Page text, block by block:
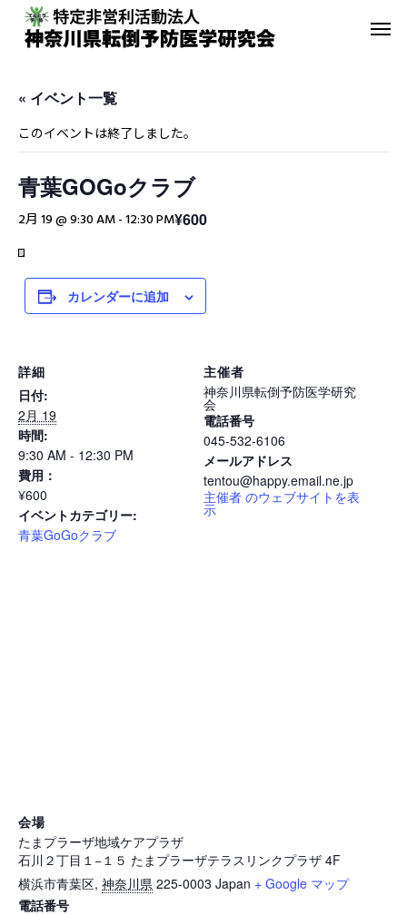
転倒予防教室
その他の活動
2023年間活動報告
« イベント一覧
このイベントは終了しました。
青葉GOGoクラブ
2月 19 @ 9:30 AM - 12:30 PM¥600
カレンダーに追加
詳細
日付:
2月 19
時間:
9:30 AM - 12:30 PM
費用：
¥600
イベントカテゴリー:
青葉GoGoクラブ
主催者
神奈川県転倒予防医学研究
会
電話番号
045-532-6106
メールアドレス
tentou@happy.email.ne.jp
主催者 のウェブサイトを表
示
会場
たまプラーザ地域ケアプラザ
石川２丁目１−１５ たまプラーザテラスリンクプラザ 4F
横浜市青葉区, 神奈川県 225-0003 Japan + Google マップ
電話番号